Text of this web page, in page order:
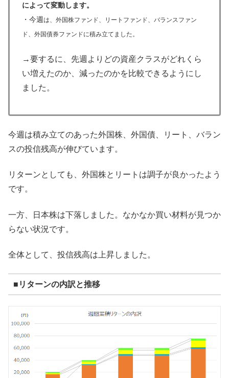
によって変動します。
・ 今週は、外国株ファンド、リートファンド、バランスファン
ド、外国債券ファンドに積み立てました。
→要するに、先週よりどの資産クラスがどれくら
い増えたのか、減ったのかを比較できるようにし
ました。
今週は積み立てのあった外国株、外国債、リート、バラン
スの投信残高が伸びています。
リターンとしても、外国株とリートは調子が良かったよう
です。
一方、日本株は下落しました。なかなか買い材料が見つか
らない状況です。
全体として、投信残高は上昇しました。
■リターンの内訳と推移